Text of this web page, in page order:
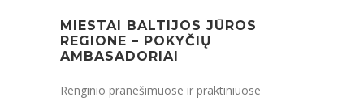
MIESTAI BALTIJOS JŪROS
REGIONE – POKYČIŲ
AMBASADORIAI
Renginio pranešimuose ir praktiniuose